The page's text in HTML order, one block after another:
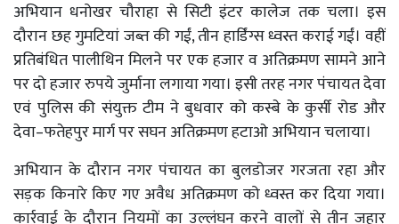
अभियान धनोखर चौराहा से सिटी इंटर कालेज तक चला। इस
दौरान छह गुमटियां जब्त की गईं, तीन हार्डिंग्स ध्वस्त कराई गईं। वहीं
प्रतिबंधित पालीथिन मिलने पर एक हजार व अतिक्रमण सामने आने
पर दो हजार रुपये जुर्माना लगाया गया। इसी तरह नगर पंचायत देवा
एवं पुलिस की संयुक्त टीम ने बुधवार को कस्बे के कुर्सी रोड और
देवा–फतेहपुर मार्ग पर सघन अतिक्रमण हटाओ अभियान चलाया।
अभियान के दौरान नगर पंचायत का बुलडोजर गरजता रहा और
सड़क किनारे किए गए अवैध अतिक्रमण को ध्वस्त कर दिया गया।
कार्रवाई के दौरान नियमों का उल्लंघन करने वालों से तीन जहार